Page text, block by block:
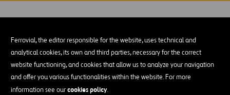
Ferrovial, the editor responsible for the website, uses technical and
analytical cookies, its own and third parties, necessary for the correct
website functioning, and cookies that allow us to analyze your navigation
and offer you various functionalities within the website. For more
information see ourcookies policy.
El proyecto de la Planta de depuración de aguas del
Este consistió en la reparación y rehabilitación de los